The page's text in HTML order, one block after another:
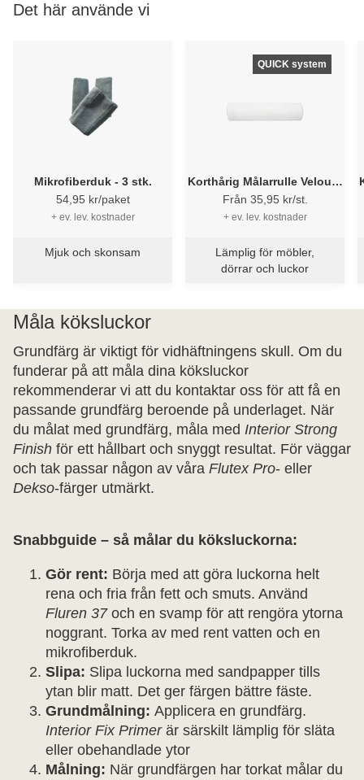
Det här använde vi
Mikrofiberduk - 3 stk.
54,95 kr/paket
+ ev. lev. kostnader
Mjuk och skonsam
QUICK system
Korthårig Målarrulle Velour -
Flügger
Från 35,95 kr/st.
+ ev. lev. kostnader
Lämplig för möbler,
dörrar och luckor
Måla köksluckor
Grundfärg är viktigt för vidhäftningens skull. Om du
funderar på att måla dina köksluckor
rekommenderar vi att du kontaktar oss för att få en
passande grundfärg beroende på underlaget. När
du målat med grundfärg, måla med Interior Strong
Finish för ett hållbart och snyggt resultat. För väggar
och tak passar någon av våra Flutex Pro- eller
Dekso-färger utmärkt.
Snabbguide – så målar du köksluckorna:
Gör rent: Börja med att göra luckorna helt
rena och fria från fett och smuts. Använd
Fluren 37och en svamp för att rengöra ytorna
noggrant. Torka av med rent vatten och en
mikrofiberduk.
Slipa: Slipa luckorna med sandpapper tills
ytan blir matt. Det ger färgen bättre fäste.
Grundmålning: Applicera en grundfärg.
Interior Fix Primerär särskilt lämplig för släta
eller obehandlade ytor
Målning: När grundfärgen har torkat målar du